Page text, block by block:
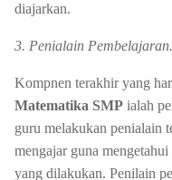
diajarkan.
3. Penialain Pembelajaran.
Kompnen terakhir yang
Matematika SMP ialah
guru melakukan penialain
mengajar guna
yang dilakukan. Penilain